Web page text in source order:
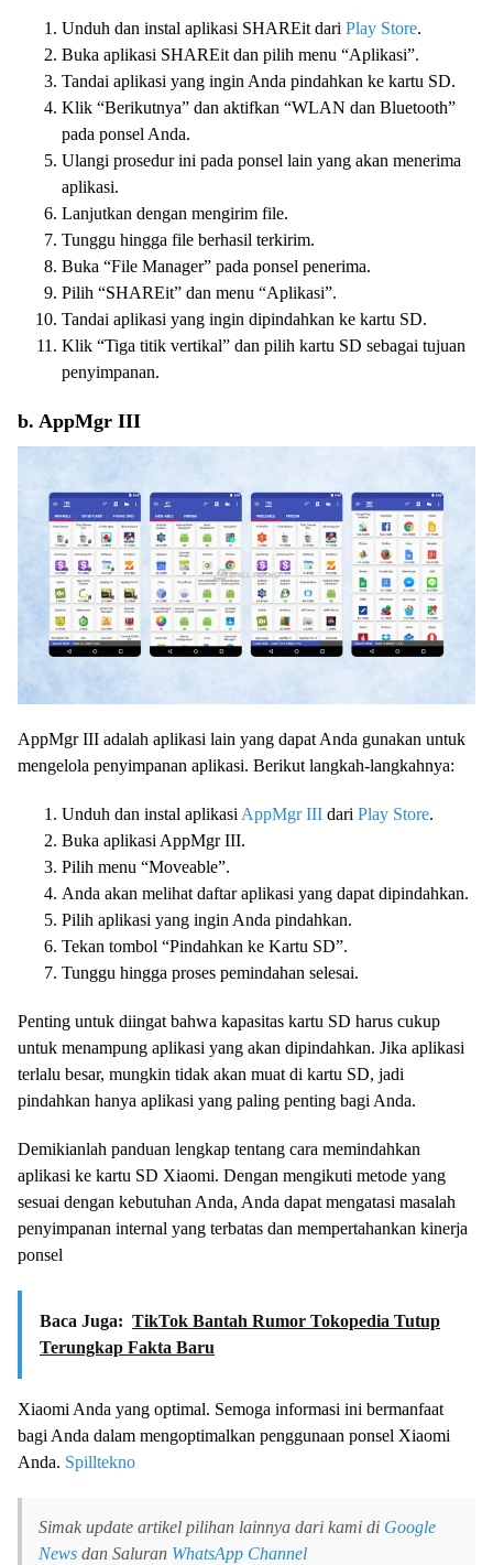
Unduh dan instal aplikasi SHAREit dari Play Store.
Buka aplikasi SHAREit dan pilih menu “Aplikasi”.
Tandai aplikasi yang ingin Anda pindahkan ke kartu SD.
Klik “Berikutnya” dan aktifkan “WLAN dan Bluetooth”
pada ponsel Anda.
Ulangi prosedur ini pada ponsel lain yang akan menerima
aplikasi.
Lanjutkan dengan mengirim file.
Tunggu hingga file berhasil terkirim.
Buka “File Manager” pada ponsel penerima.
Pilih “SHAREit” dan menu “Aplikasi”.
Tandai aplikasi yang ingin dipindahkan ke kartu SD.
Klik “Tiga titik vertikal” dan pilih kartu SD sebagai tujuan
penyimpanan.
b. AppMgr III
AppMgr III adalah aplikasi lain yang dapat Anda gunakan untuk
mengelola penyimpanan aplikasi. Berikut langkah-langkahnya:
Unduh dan instal aplikasi AppMgr III dari Play Store.
Buka aplikasi AppMgr III.
Pilih menu “Moveable”.
Anda akan melihat daftar aplikasi yang dapat dipindahkan.
Pilih aplikasi yang ingin Anda pindahkan.
Tekan tombol “Pindahkan ke Kartu SD”.
Tunggu hingga proses pemindahan selesai.
Penting untuk diingat bahwa kapasitas kartu SD harus cukup
untuk menampung aplikasi yang akan dipindahkan. Jika aplikasi
terlalu besar, mungkin tidak akan muat di kartu SD, jadi
pindahkan hanya aplikasi yang paling penting bagi Anda.
Demikianlah panduan lengkap tentang cara memindahkan
aplikasi ke kartu SD Xiaomi. Dengan mengikuti metode yang
sesuai dengan kebutuhan Anda, Anda dapat mengatasi masalah
penyimpanan internal yang terbatas dan mempertahankan kinerja
ponsel
Baca Juga: TikTok Bantah Rumor Tokopedia Tutup
Terungkap Fakta Baru
Xiaomi Anda yang optimal. Semoga informasi ini bermanfaat
bagi Anda dalam mengoptimalkan penggunaan ponsel Xiaomi
Anda. Spilltekno
Simak update artikel pilihan lainnya dari kami di Google
News dan Saluran WhatsApp Channel